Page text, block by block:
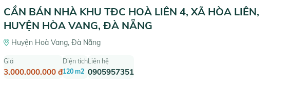
CẦN BÁN NHÀ KHU TĐC HOÀ LIÊN 4, XÃ HÒA LIÊN,
HUYỆN HÒA VANG, ĐÀ NẴNG
Huyện Hoà Vang, Đà Nẵng
Giá
3.000.000.000 đ
Diện tích
120 m2
Liên hệ
0905957351